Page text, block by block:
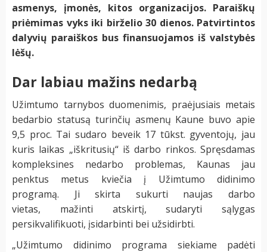
asmenys, įmonės, kitos organizacijos. Paraiškų
priėmimas vyks iki birželio 30 dienos. Patvirtintos
dalyvių paraiškos bus finansuojamos iš valstybės
lėšų.
Dar labiau mažins nedarbą
Užimtumo tarnybos duomenimis, praėjusiais metais
bedarbio statusą turinčių asmenų Kaune buvo apie
9,5 proc. Tai sudaro beveik 17 tūkst. gyventojų, jau
kuris laikas „iškritusių“ iš darbo rinkos. Spręsdamas
kompleksines nedarbo problemas, Kaunas jau
penktus metus kviečia į Užimtumo didinimo
programą. Ji skirta sukurti naujas darbo
vietas, mažinti atskirtį, sudaryti sąlygas
persikvalifikuoti, įsidarbinti bei užsidirbti.
„Užimtumo didinimo programa siekiame padėti